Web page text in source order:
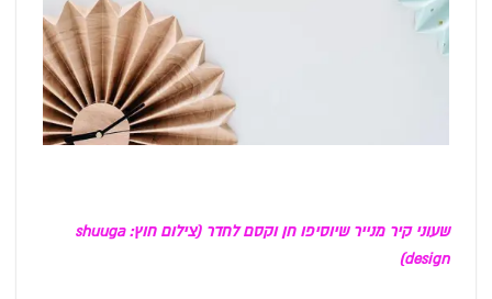
שעוני קיר מנייר שיוסיפו חן וקסם לחדר (צילום חוץ: shuuga
design)